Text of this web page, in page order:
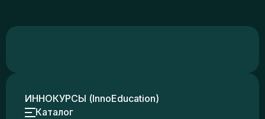
ИННОКУРСЫ (InnoEducation)
Каталог